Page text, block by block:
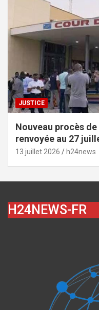
JUSTICE
Nouveau procès
renvoyée au 27
13 juillet 2026 h24news
H24NEWS-FR